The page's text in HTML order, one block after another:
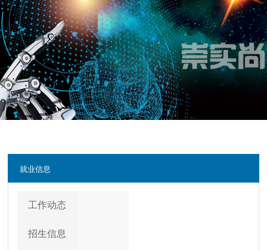
就业信息
工作动态
招生信息